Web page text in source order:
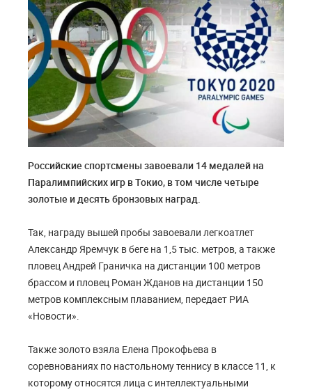
Российские спортсмены завоевали 14 медалей на
Паралимпийских игр в Токио, в том числе четыре
золотые и десять бронзовых наград.
Так, награду вышей пробы завоевали легкоатлет
Александр Яремчук в беге на 1,5 тыс. метров, а также
пловец Андрей Граничка на дистанции 100 метров
брассом и пловец Роман Жданов на дистанции 150
метров комплексным плаванием, передает РИА
«Новости».
Также золото взяла Елена Прокофьева в
соревнованиях по настольному теннису в классе 11, к
которому относятся лица с интеллектуальными